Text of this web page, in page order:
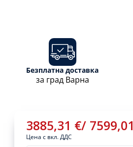
3885,31 €/ 7599,01
Цена с вкл. ДДС
Безплатна доставка
за град Варна